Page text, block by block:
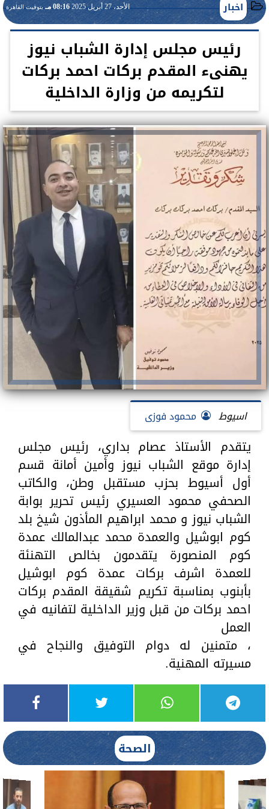
اخبار الأحد، 27 أبريل 2025 08:16 مـ بتوقيت القاهرة
رئيس مجلس إدارة الشباب نيوز
يهنىء المقدم بركات احمد بركات
لتكريمه من وزارة الداخلية
اسيوط محمود فوزى
يتقدم الأستاذ عصام بداري، رئيس مجلس
إدارة موقع الشباب نيوز وأمين أمانة قسم
أول أسيوط بحزب مستقبل وطن، والكاتب
الصحفي محمود العسيري رئيس تحرير بوابة
الشباب نيوز و محمد ابراهيم المأذون شيخ بلد
كوم ابوشيل والعمدة محمد عبدالمالك عمدة
كوم المنصورة يتقدمون بخالص التهنئة
للعمدة اشرف بركات عمدة كوم ابوشيل
بأبنوب بمناسبة تكريم شقيقة المقدم بركات
احمد بركات من قبل وزير الداخلية لتفانيه في
العمل
، متمنين له دوام التوفيق والنجاح في
مسيرته المهنية.
الصحة